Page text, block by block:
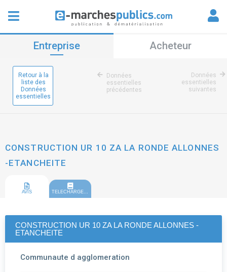
Entreprise Acheteur
Retour à la
liste des
Données
essentielles
Données
essentielles
précédentes
Données
essentielles
suivantes
CONSTRUCTION UR 10 ZA LA RONDE ALLONNES
-ETANCHEITE
AVIS TELECHARGEMENT
CONSTRUCTION UR 10 ZA LA RONDE ALLONNES -
ETANCHEITE
Communaute d agglomeration